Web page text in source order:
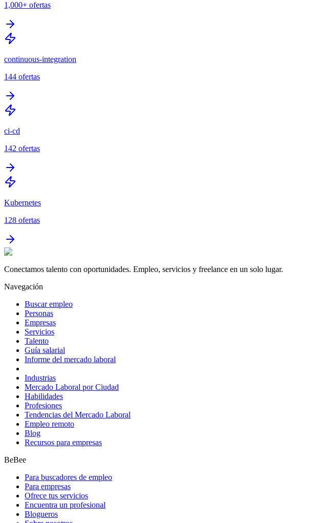
1,000+ ofertas
continuous-integration
144 ofertas
ci-cd
142 ofertas
Kubernetes
128 ofertas
Conectamos talento con oportunidades. Empleo, servicios y freelance en un solo lugar.
Navegación
Buscar empleo
Personas
Empresas
Servicios
Talento
Guía salarial
Informe del mercado laboral
Industrias
Mercado Laboral por Ciudad
Habilidades
Profesiones
Tendencias del Mercado Laboral
Empleo remoto
Blog
Recursos para empresas
BeBee
Para buscadores de empleo
Para empresas
Ofrece tus servicios
Encuentra un profesional
Blogueros